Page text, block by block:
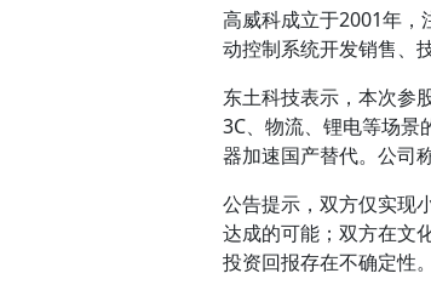
高威科成立于2001年，
动控制系统开发销售、
东土科技表示，本次参
3C、物流、锂电等场景
器加速国产替代。公司
公告提示，双方仅实现
达成的可能；双方在文
投资回报存在不确定性。